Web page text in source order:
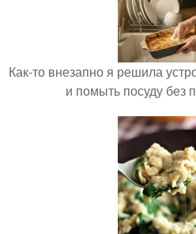
Как-то внезапно я решила
и помыть посуду без